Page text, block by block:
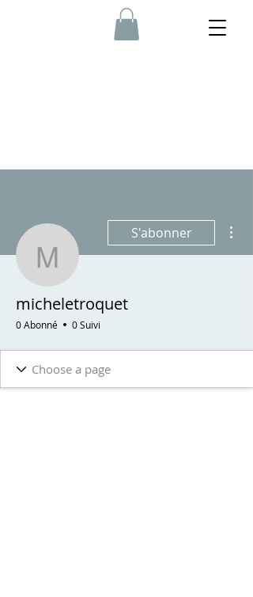
micheletroquet
S'abonner
micheletroquet
0 Abonné 0 Suivi